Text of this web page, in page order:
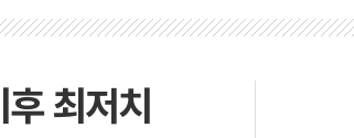
져…온열질환 여부 조사
방지법' 전면 재검토 지시
20~30mm 강한 비...가뭄 해소될 듯
최저치